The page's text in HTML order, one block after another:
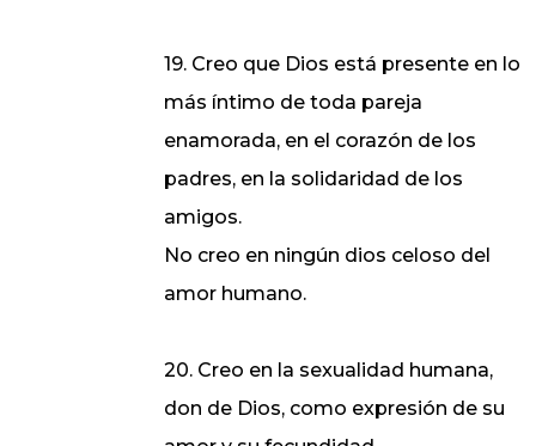
19. Creo que Dios está presente en lo
más íntimo de toda pareja
enamorada, en el corazón de los
padres, en la solidaridad de los
amigos.
No creo en ningún dios celoso del
amor humano.
20. Creo en la sexualidad humana,
don de Dios, como expresión de su